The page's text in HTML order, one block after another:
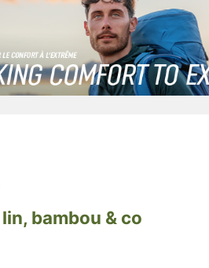
bambou & co